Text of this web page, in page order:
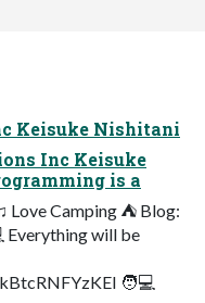
Keisuke Nishitani
Inc Keisuke
is a
Love Camping ⛺ Blog:
will be
🧑💻